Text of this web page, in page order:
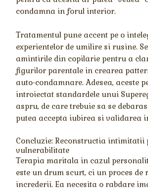
condamna in forul interior.
Tratamentul pune accent pe o
experientelor de umilire si rusine.
amintirile din copilarie pentru a
figurilor parentale in crearea
auto-condamnare. Adesea, aceste
introiectat standardele unui
aspru, de care trebuie sa se
putea accepta iubirea si validarea
Concluzie: Reconstructia intimitatii
vulnerabilitate
Terapia maritala in cazul
este un drum scurt, ci un proces de
increderii. Ea necesita o rabdare